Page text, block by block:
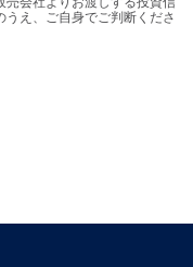
りわけ持続可能性の
え、ご自身でご判断くださ